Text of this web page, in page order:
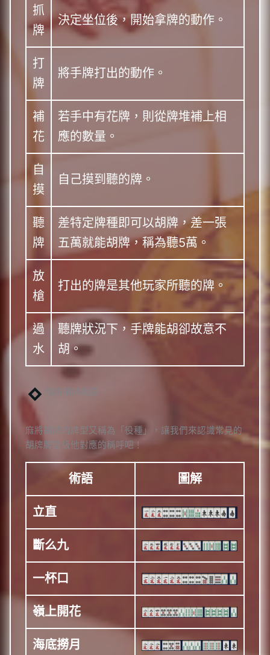
抓
牌
決定坐位後，開始拿牌的動作。
打
牌
將手牌打出的動作。
補
花
若手中有花牌，則從牌堆補上相
應的數量。
自
摸
自己摸到聽的牌。
聽
牌
差特定牌種即可以胡牌，差一張
五萬就能胡牌，稱為聽5萬。
放
槍
打出的牌是其他玩家所聽的牌。
過
水
聽牌狀況下，手牌能胡卻故意不
胡。
麻將胡牌術語
麻將胡牌的牌型又稱為「役種」，讓我們來認識常見的
胡牌牌型級他對應的稱呼吧！
術語 圖解
立直
斷么九
一杯口
嶺上開花
海底撈月